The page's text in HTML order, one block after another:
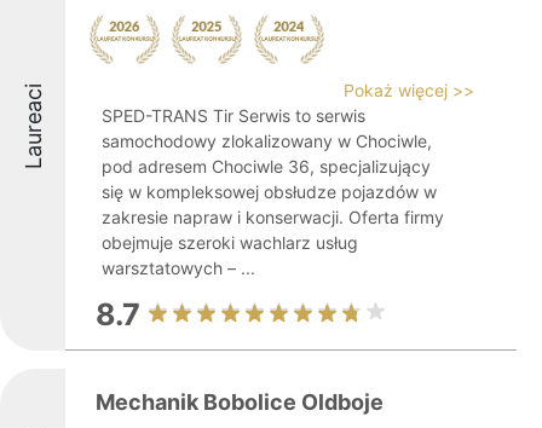
Laureaci
Pokaż więcej >>
SPED-TRANS Tir Serwis to serwis
samochodowy zlokalizowany w Chociwle,
pod adresem Chociwle 36, specjalizujący
się w kompleksowej obsłudze pojazdów w
zakresie napraw i konserwacji. Oferta firmy
obejmuje szeroki wachlarz usług
warsztatowych – ...
8.7
Mechanik Bobolice Oldboje